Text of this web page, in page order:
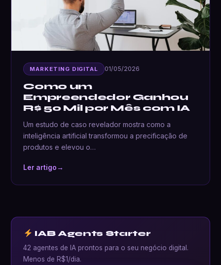
MARKETING DIGITAL 01/05/2026
Como um
Empreendedor Ganhou
R$ 50 Mil por Mês com IA
Um estudo de caso revelador mostra como a
inteligência artificial transformou a precificação de
produtos e elevou o…
Ler artigo→
IAB Agents Starter
42 agentes de IA prontos para o seu negócio digital.
Menos de R$1/dia.